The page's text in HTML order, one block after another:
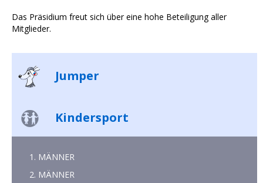
Das Präsidium freut sich über eine hohe Beteiligung aller
Mitglieder.
Jumper
Kindersport
1. MÄNNER
2. MÄNNER